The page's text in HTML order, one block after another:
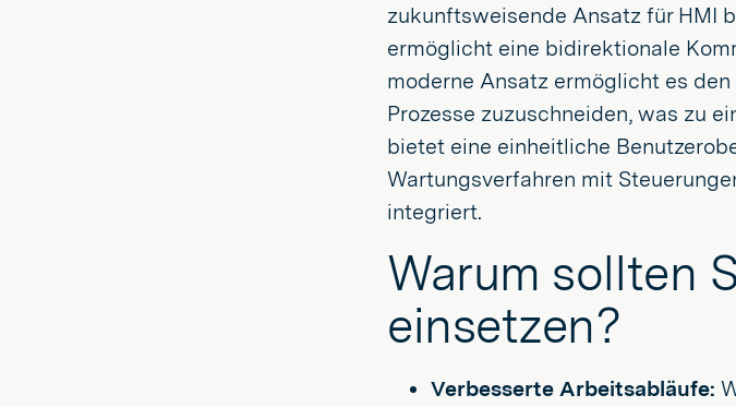
zukunftsweisende Ansatz für HMI
ermöglicht eine bidirektionale
moderne Ansatz ermöglicht es
Prozesse zuzuschneiden, was zu
bietet eine einheitliche
Wartungsverfahren mit
integriert.
Warum sollten
einsetzen?
Verbesserte Arbeitsabläufe: